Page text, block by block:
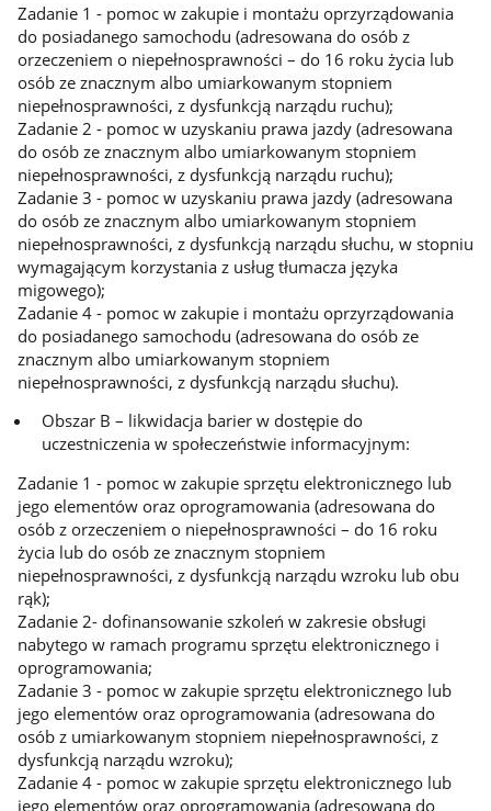
Zadanie 1 - pomoc w zakupie i montażu oprzyrządowania
do posiadanego samochodu (adresowana do osób z
orzeczeniem o niepełnosprawności – do 16 roku życia lub
osób ze znacznym albo umiarkowanym stopniem
niepełnosprawności, z dysfunkcją narządu ruchu);
Zadanie 2 - pomoc w uzyskaniu prawa jazdy (adresowana
do osób ze znacznym albo umiarkowanym stopniem
niepełnosprawności, z dysfunkcją narządu ruchu);
Zadanie 3 - pomoc w uzyskaniu prawa jazdy (adresowana
do osób ze znacznym albo umiarkowanym stopniem
niepełnosprawności, z dysfunkcją narządu słuchu, w stopniu
wymagającym korzystania z usług tłumacza języka
migowego);
Zadanie 4 - pomoc w zakupie i montażu oprzyrządowania
do posiadanego samochodu (adresowana do osób ze
znacznym albo umiarkowanym stopniem
niepełnosprawności, z dysfunkcją narządu słuchu).
Obszar B – likwidacja barier w dostępie do
uczestniczenia w społeczeństwie informacyjnym:
Zadanie 1 - pomoc w zakupie sprzętu elektronicznego lub
jego elementów oraz oprogramowania (adresowana do
osób z orzeczeniem o niepełnosprawności – do 16 roku
życia lub do osób ze znacznym stopniem
niepełnosprawności, z dysfunkcją narządu wzroku lub obu
rąk);
Zadanie 2- dofinansowanie szkoleń w zakresie obsługi
nabytego w ramach programu sprzętu elektronicznego i
oprogramowania;
Zadanie 3 - pomoc w zakupie sprzętu elektronicznego lub
jego elementów oraz oprogramowania (adresowana do
osób z umiarkowanym stopniem niepełnosprawności, z
dysfunkcją narządu wzroku);
Zadanie 4 - pomoc w zakupie sprzętu elektronicznego lub
jego elementów oraz oprogramowania (adresowana do